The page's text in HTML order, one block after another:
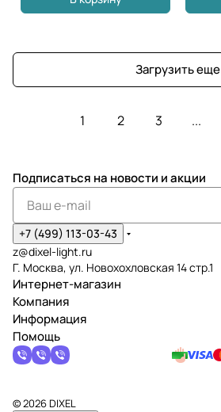
Загрузить еще
1 2 3 ...
Подписаться на новости и акции
+7 (499) 113-03-43
z@dixel-light.ru
Г. Москва, ул. Новохохловская 14 стр.1
Интернет-магазин
Компания
Информация
Помощь
© 2026 DIXEL